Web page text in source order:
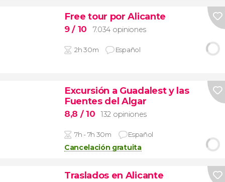
Free tour por Alicante
9/ 10 7.034 opiniones
2h 30m Español
Excursión a Guadalest y las
Fuentes del Algar
8,8 / 10 132 opiniones
7h - 7h 30m Español
Cancelación gratuita
Traslados en Alicante